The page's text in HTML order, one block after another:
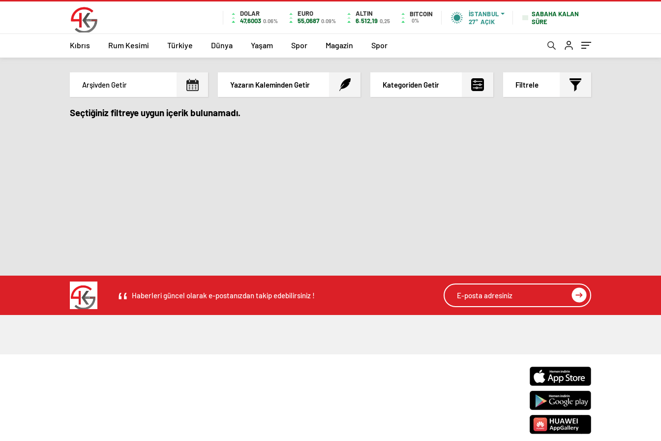
DOLAR
47,6003 0.06%
EURO
55,0687 0.09%
ALTIN
6.512,19 0,25
BITCOIN
0%
İSTANBUL
27° AÇIK
SABAHA KALAN
SÜRE
Kıbrıs Rum Kesimi Türkiye Dünya Yaşam Spor Magazin Spor
Yazarın Kaleminden Getir Kategoriden Getir Filtrele
Seçtiğiniz filtreye uygun içerik bulunamadı.
Haberleri güncel olarak e-postanızdan takip edebilirsiniz !